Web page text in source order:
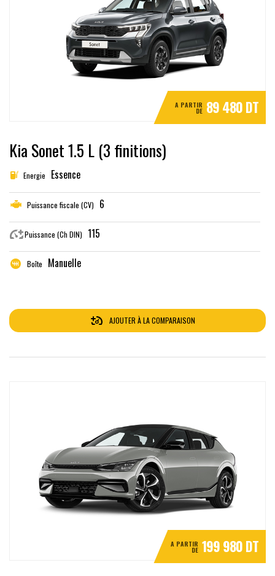
A PARTIR
DE 89 480 DT
Kia Sonet 1.5 L (3 finitions)
Energie Essence
Puissance fiscale (CV) 6
Puissance (Ch DIN) 115
Boîte Manuelle
AJOUTER À LA COMPARAISON
A PARTIR
DE 199 980 DT